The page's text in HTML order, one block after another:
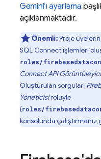
Gemini'ı ayarlama
açıklanmaktadır.
Önemli:Proje
SQL Connectişlemleri
roles/
ConnectAPI Görüntüleyici
Oluşturulan sorguları
Yöneticisirolüyle
(roles/
konsolunda çalıştırmanız